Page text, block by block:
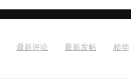
最新评论 最新发帖 精华